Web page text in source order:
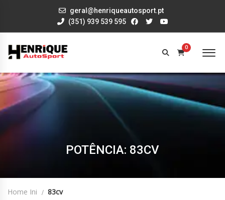
geral@henriqueautosport.pt
(351) 939 539 595
0
POTÊNCIA: 83CV
Home Ini 83cv